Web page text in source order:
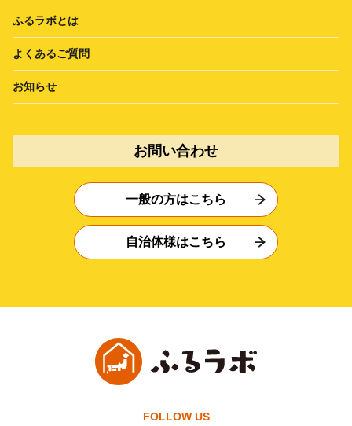
ふるラボとは
よくあるご質問
お知らせ
お問い合わせ
一般の方はこちら
自治体様はこちら
FOLLOW US